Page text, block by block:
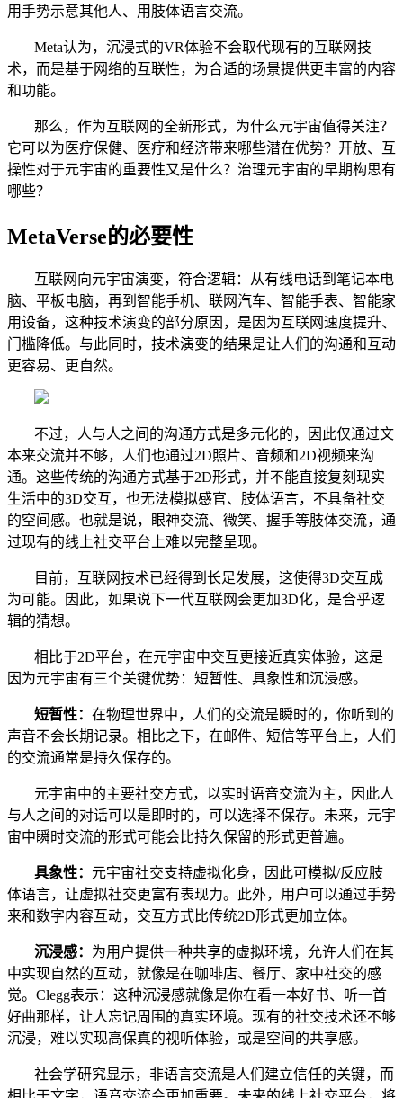
用手势示意其他人、用肢体语言交流。
Meta认为，沉浸式的VR体验不会取代现有的互联网技
术，而是基于网络的互联性，为合适的场景提供更丰富的内容
和功能。
那么，作为互联网的全新形式，为什么元宇宙值得关注？
它可以为医疗保健、医疗和经济带来哪些潜在优势？开放、互
操性对于元宇宙的重要性又是什么？治理元宇宙的早期构思有
哪些？
MetaVerse的必要性
互联网向元宇宙演变，符合逻辑：从有线电话到笔记本电
脑、平板电脑，再到智能手机、联网汽车、智能手表、智能家
用设备，这种技术演变的部分原因，是因为互联网速度提升、
门槛降低。与此同时，技术演变的结果是让人们的沟通和互动
更容易、更自然。
不过，人与人之间的沟通方式是多元化的，因此仅通过文
本来交流并不够，人们也通过2D照片、音频和2D视频来沟
通。这些传统的沟通方式基于2D形式，并不能直接复刻现实
生活中的3D交互，也无法模拟感官、肢体语言，不具备社交
的空间感。也就是说，眼神交流、微笑、握手等肢体交流，通
过现有的线上社交平台上难以完整呈现。
目前，互联网技术已经得到长足发展，这使得3D交互成
为可能。因此，如果说下一代互联网会更加3D化，是合乎逻
辑的猜想。
相比于2D平台，在元宇宙中交互更接近真实体验，这是
因为元宇宙有三个关键优势：短暂性、具象性和沉浸感。
短暂性： 在物理世界中，人们的交流是瞬时的，你听到的
声音不会长期记录。相比之下，在邮件、短信等平台上，人们
的交流通常是持久保存的。
元宇宙中的主要社交方式，以实时语音交流为主，因此人
与人之间的对话可以是即时的，可以选择不保存。未来，元宇
宙中瞬时交流的形式可能会比持久保留的形式更普遍。
具象性： 元宇宙社交支持虚拟化身，因此可模拟/反应肢
体语言，让虚拟社交更富有表现力。此外，用户可以通过手势
来和数字内容互动，交互方式比传统2D形式更加立体。
沉浸感： 为用户提供一种共享的虚拟环境，允许人们在其
中实现自然的互动，就像是在咖啡店、餐厅、家中社交的感
觉。Clegg表示：这种沉浸感就像是你在看一本好书、听一首
好曲那样，让人忘记周围的真实环境。现有的社交技术还不够
沉浸，难以实现高保真的视听体验，或是空间的共享感。
社会学研究显示，非语言交流是人们建立信任的关键，而